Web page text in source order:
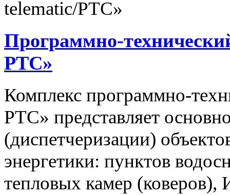
Программно-
РТС»
Комплекс программно-
РТС» представляет
(диспетчеризации)
энергетики: пунктов
тепловых камер